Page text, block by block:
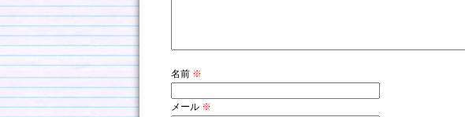
名前 ※
メール ※